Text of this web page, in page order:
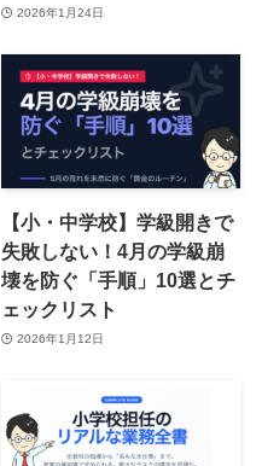
2026年1月24日
【小・中学校】学級開きで
失敗しない！4月の学級崩
壊を防ぐ「手順」10選とチ
ェックリスト
2026年1月12日